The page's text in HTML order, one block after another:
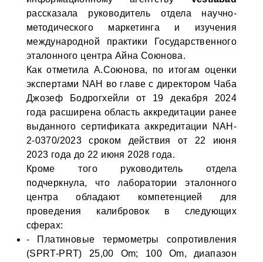
рассказала руководитель отдела научно-
методического маркетинга и изучения
международной практики Государственного
эталонного центра Айна Союнова.
Как отметила А.Союнова, по итогам оценки
экспертами NАH во главе с директором Чаба
Джозеф Бодрогхейли от 19 декабря 2024
года расширена область аккредитации ранее
выданного сертификата аккредитации NAH-
2-0370/2023 сроком действия от 22 июня
2023 года до 22 июня 2028 года.
Кроме того руководитель отдела
подчеркнула, что лаборатории эталонного
центра обладают компетенцией для
проведения калибровок в следующих
сферах:
- Платиновые термометры сопротивления
(SPRT-PRT) 25,00 Оm; 100 Om, диапазон